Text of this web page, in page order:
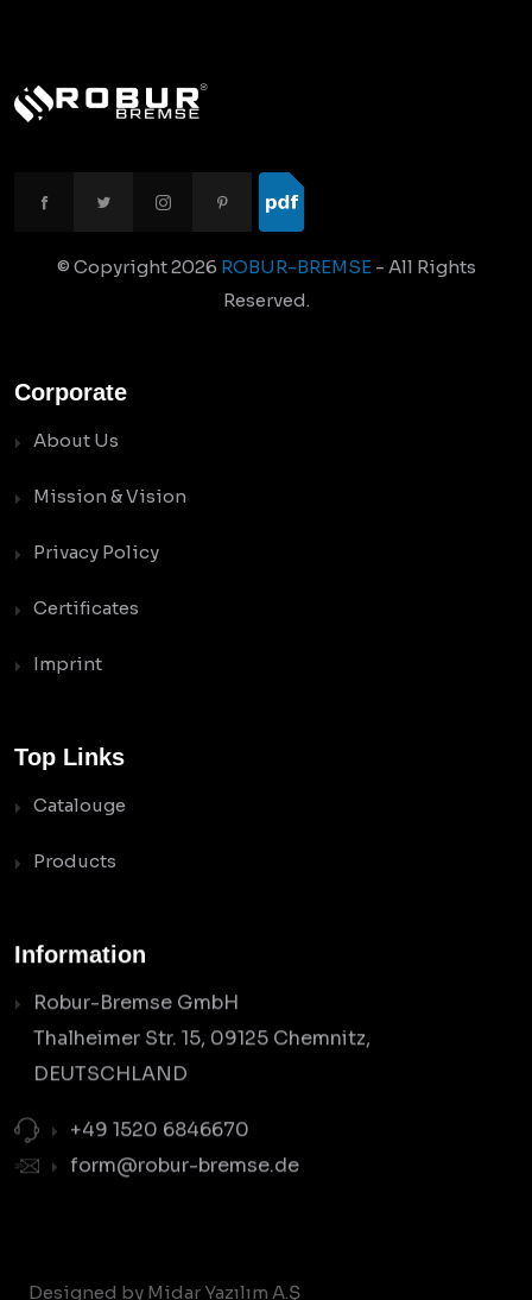
© Copyright2026 ROBUR-BREMSE- All Rights
Reserved.
Corporate
About Us
Mission & Vision
Privacy Policy
Certificates
Imprint
Top Links
Catalouge
Products
Information
Robur-Bremse GmbH
Thalheimer Str. 15, 09125 Chemnitz,
DEUTSCHLAND
+49 1520 6846670
form@robur-bremse.de
Designed by Midar Yazılım A.Ş